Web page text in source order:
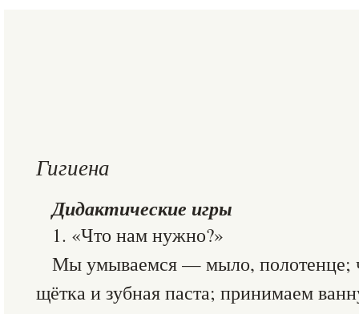
Гигиена
Дидактические игры
1. «Что нам нужно?»
Мы умываемся — мыло, полотенце;
щётка и зубная паста; принимаем